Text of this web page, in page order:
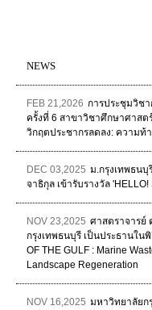
NEWS
FEB 21,2026 การประชุมวิช
ครั้งที่ 6 สาขาวิชาศึกษาศาสต
วิกฤตประชากรลดลง: ความท้
DEC 03,2025 ม.กรุงเทพธนบุ
จาธิกุล เข้ารับรางวัล
NOV 23,2025 ศาสตราจารย์
กรุงเทพธนบุรี เป็นประธานใน
OF THE GULF : Marine
Landscape Regeneration
NOV 16,2025 มหาวิทยาลัยก